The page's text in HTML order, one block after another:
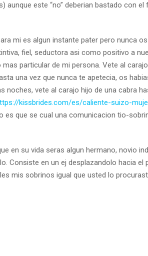
aunque este “no” deberian bastado con
mi es algun instante pater pero nunca
fiel, seductora asi­ como positivo a
particular de mi persona. Vete al
una vez que nunca te apetecia, os
noches, vete al carajo hijo de una cabra
kissbrides.com/es/caliente-suizo-
es que se cual una comunicacion tio-
en su vida seras algun hermano, novio
Consiste en un ej desplazandolo hacia
mis sobrinos igual que usted lo